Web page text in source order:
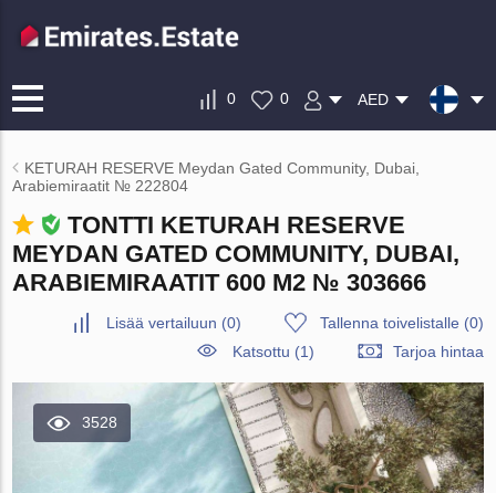
0 0 AED
KETURAH RESERVE Meydan Gated Community, Dubai,
Arabiemiraatit № 222804
TONTTI KETURAH RESERVE
MEYDAN GATED COMMUNITY, DUBAI,
ARABIEMIRAATIT 600 M2 № 303666
Lisää vertailuun (0) Tallenna toivelistalle (0)
Katsottu (1)
Tarjoa hintaa
3528